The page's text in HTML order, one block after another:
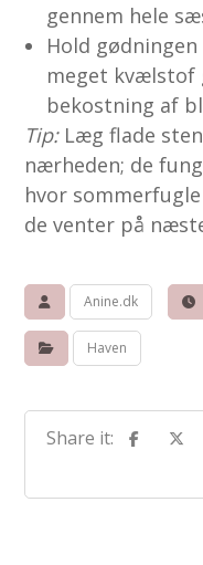
gennem hele
Hold
meget kvælstof
bekostning af
Tip:Læg flade
nærheden; de
hvor
de venter på
Anine.dk
Haven